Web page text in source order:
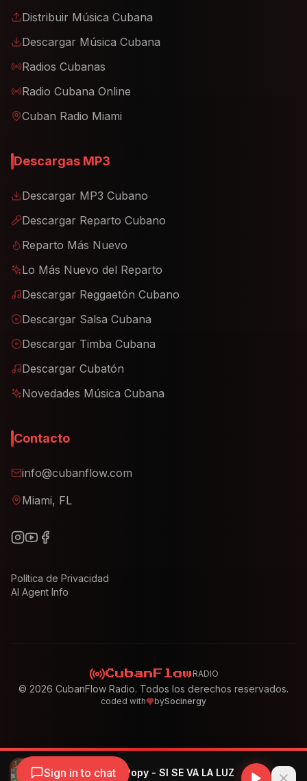
KENDAYA, Wow Popy - SI SE VA LA LUZ
Sign in to chat
Distribuir Música Cubana
Descargar Música Cubana
Radios Cubanas
Radio Cubana Online
Cuban Radio Miami
Descargas MP3
Descargar MP3 Cubano
Descargar Reparto Cubano
Reparto Más Nuevo
Lo Más Nuevo del Reparto
Descargar Reggaetón Cubano
Descargar Salsa Cubana
Descargar Timba Cubana
Descargar Cubatón
Novedades Música Cubana
Contacto
info@cubanflow.com
Miami, FL
Política de Privacidad
AI Agent Info
CubanFlow RADIO
© 2026 CubanFlow Radio. Todos los derechos reservados.
coded with bySocinergy